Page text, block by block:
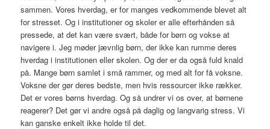
sammen. Vores hverdag, er for manges vedkommende blevet alt
for stresset. Og i institutioner og skoler er alle efterhånden så
pressede, at det kan være svært, både for børn og vokse at
navigere i. Jeg møder jævnlig børn, der ikke kan rumme deres
hverdag i institutionen eller skolen. Og der er da også fuld knald
på. Mange børn samlet i små rammer, og med alt for få voksne.
Voksne der gør deres bedste, men hvis ressourcer ikke rækker.
Det er vores børns hverdag. Og så undrer vi os over, at børnene
reagerer? Det gør vi andre også på daglig og langvarig stress. Vi
kan ganske enkelt ikke holde til det.